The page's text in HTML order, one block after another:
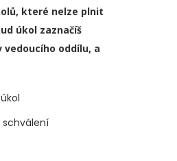
které nelze plnit
úkol zaznačíš
vedoucího oddílu, a
schválení